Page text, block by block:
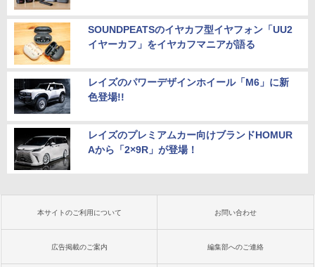
SOUNDPEATSのイヤカフ型イヤフォン「UU2
イヤーカフ」をイヤカフマニアが語る
レイズのパワーデザインホイール「M6」に新
色登場!!
レイズのプレミアムカー向けブランドHOMUR
Aから「2×9R」が登場！
本サイトのご利用について お問い合わせ
広告掲載のご案内 編集部へのご連絡